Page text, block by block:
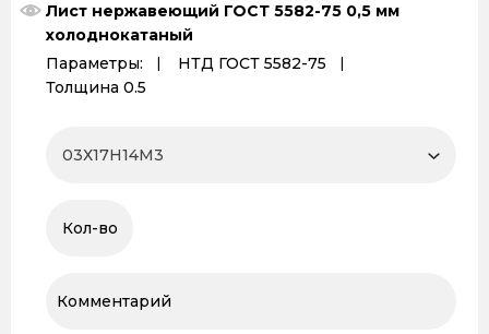
Лист нержавеющий ГОСТ 5582-75 0,5 мм
холоднокатаный
Параметры:
НТД ГОСТ 5582-75
Толщина 0.5